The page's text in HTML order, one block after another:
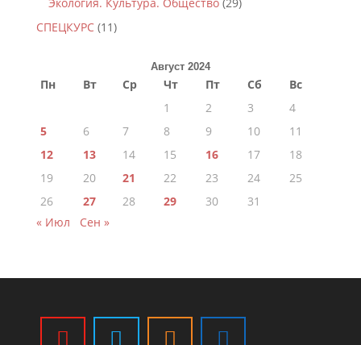
СПЕЦКУРС(11)
Август 2024
Пн Вт Ср Чт Пт Сб
Вс
1
2 3
4
5
6 7 8 9 10
11
12
13 14 15 16 17
18
19
20 21 22 23 24
25
26
27 28 29 30
31
« Июл
Сен »